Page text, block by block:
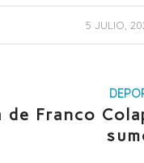
5 JULIO,
/
de Franco